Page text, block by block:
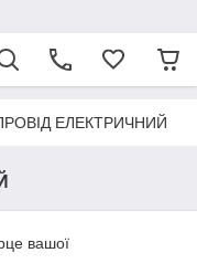
ЕЛЕКТРИЧНИЙ
вашої